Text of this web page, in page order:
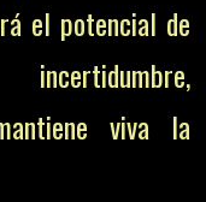
el potencial de
viva la